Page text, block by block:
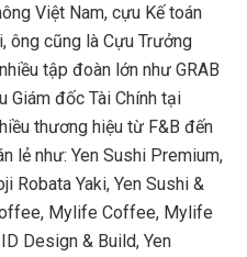
Việt Nam, cựu Kế toán
ông cũng là Cựu Trưởng
tập đoàn lớn như GRAB
Giám đốc Tài Chính tại
thương hiệu từ F&B đến
lẻ như: Yen Sushi Premium,
Robata Yaki, Yen Sushi &
Mylife Coffee, Mylife
Design & Build, Yen